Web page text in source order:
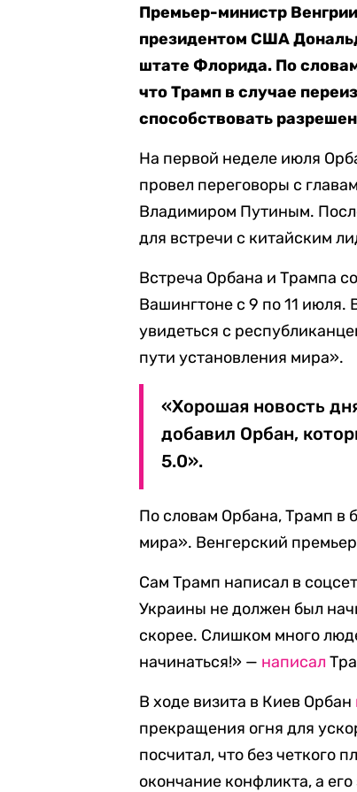
Премьер-министр
президентом США
штате Флорида. По
что Трамп в случае
способствовать
На первой неделе июля
провел переговоры с
Владимиром Путиным.
для встречи с китайским
Встреча Орбана и Трампа
Вашингтоне с 9 по 11 июля.
увидеться с
пути установления мира».
«Хорошая новость
добавил Орбан,
5.0».
По словам Орбана, Трамп в
мира». Венгерский
Сам Трамп написал в
Украины не должен был
скорее. Слишком много
начинаться!» — написал
В ходе визита в Киев Орбан
прекращения огня для
посчитал, что без четкого
окончание конфликта, а